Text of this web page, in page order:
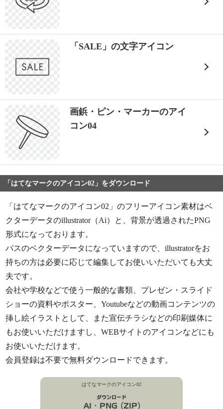
「SALE」の文字アイコン
画鋲・ピン・マーカーのアイ
コン04
「はてなマークのアイコン02」をダウンロード
「はてなマークのアイコン02」のフリーアイコン素材はベ
クターデータのillustrator（Ai）と、背景が透過されたPNG
形式になっております。
パスのベクターデータになっていますので、illustratorをお
持ちの方は必要に応じて編集してお使いいただいても大丈
夫です。
会社や学校などで使う一般的な書類、プレゼン・スライド
ショーの資料やポスター、Youtubeなどの動画コンテンツの
挿し絵イラストとして、また宣伝チラシなどの印刷媒体に
もお使いいただけますし、WEBサイトのアイコンなどにも
お使いいただけます。
会員登録は不要で無料ダウンロードできます。
はてなマークのアイコン02